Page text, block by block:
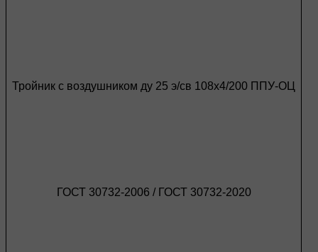
Тройник с воздушником ду 25 э/св 108х4/200 ППУ-ОЦ
ГОСТ 30732-2006 / ГОСТ 30732-2020